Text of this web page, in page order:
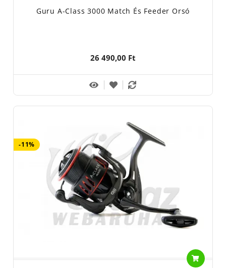
Guru A-Class 3000 Match És Feeder Orsó
26 490,00 Ft
-11%